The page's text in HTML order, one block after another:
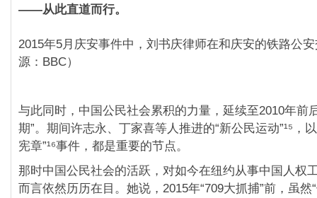
——从此直道而行。
2015年5月庆安事件中，刘书庆律师在和庆安的铁路公
源：BBC）
与此同时，中国公民社会累积的力量，延续至2010年前
期”。期间许志永、丁家喜等人推进的“新公民运动”¹⁵，
宪章”¹⁶事件，都是重要的节点。
那时中国公民社会的活跃，对如今在纽约从事中国人权
而言依然历历在目。她说，2015年“709大抓捕”前，虽然